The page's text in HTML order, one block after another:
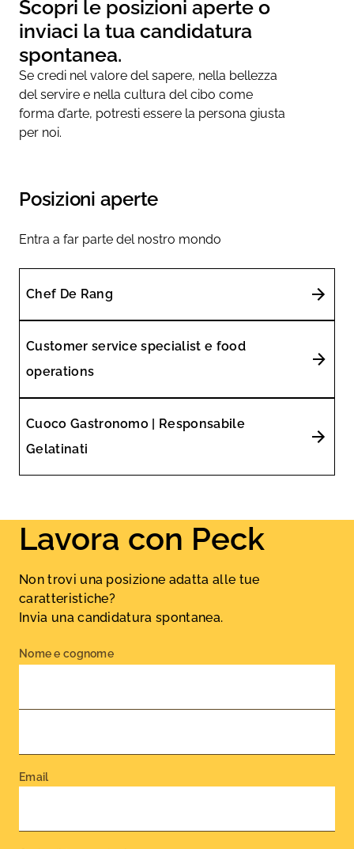
Scopri le posizioni aperte o
inviaci la tua candidatura
spontanea.
Se credi nel valore del sapere, nella bellezza
del servire e nella cultura del cibo come
forma d’arte, potresti essere la persona giusta
per noi.
Posizioni aperte
Entra a far parte del nostro mondo
Chef De Rang
Customer service specialist e food
operations
Cuoco Gastronomo | Responsabile
Gelatinati
Lavora con Peck
Non trovi una posizione adatta alle tue
caratteristiche?
Invia una candidatura spontanea.
Nome e cognome
Email